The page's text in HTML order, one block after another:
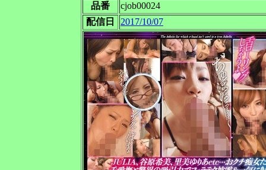
品番
cjob00024
配信日
2017/10/07